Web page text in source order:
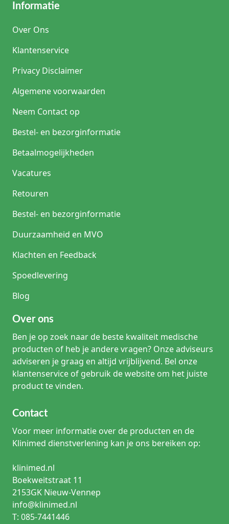
Informatie
Over Ons
Klantenservice
Privacy Disclaimer
Algemene voorwaarden
Neem Contact op
Bestel- en bezorginformatie
Betaalmogelijkheden
Vacatures
Retouren
Bestel- en bezorginformatie
Duurzaamheid en MVO
Klachten en Feedback
Spoedlevering
Blog
Over ons
Ben je op zoek naar de beste kwaliteit medische
producten of heb je andere vragen? Onze adviseurs
adviseren je graag en altijd vrijblijvend. Bel onze
klantenservice of gebruik de website om het juiste
product te vinden.
Contact
Voor meer informatie over de producten en de
Klinimed dienstverlening kan je ons bereiken op:
klinimed.nl
Boekweitstraat 11
2153GK Nieuw-Vennep
info@klinimed.nl
T: 085-7441446